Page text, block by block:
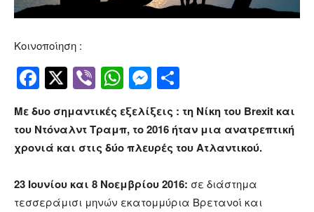
Κοινοποίηση :
Facebook
Twitter
ViberWhatsApp
Messenger
Με δυο σημαντικές εξελίξεις : τη Νίκη του Brexit και
του Ντόναλντ Τραμπ, το 2016 ήταν μια ανατρεπτική
χρονιά και στις δύο πλευρές του Ατλαντικού.
23 Ιουνίου και 8 Νοεμβρίου 2016: σε διάστημα
τεσσεράμισι μηνών εκατομμύρια Βρετανοί και